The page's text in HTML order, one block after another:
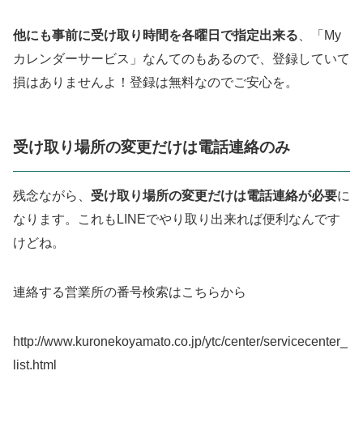
他にも事前に受け取り時間を各曜日で指定出来る 、「My
カレンダーサービス」なんてのもあるので、登録していて
損はありませんよ！登録は無料なのでご安心を。
受け取り場所の変更だけは電話連絡のみ
残念ながら、 受け取り場所の変更だけは電話連絡が必要に
なります。これもLINEでやり取り出来れば便利なんです
けどね。
連絡する営業所の番号検索はこちらから
http://www.kuronekoyamato.co.jp/ytc/center/servicecenter_
list.html